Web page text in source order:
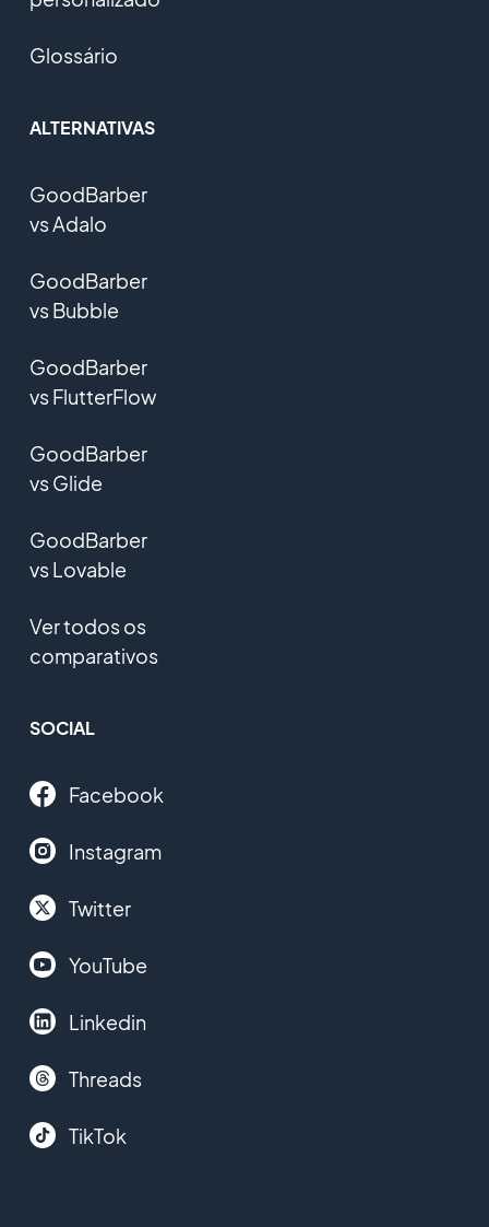
Glossário
ALTERNATIVAS
GoodBarber
vs Adalo
GoodBarber
vs Bubble
GoodBarber
vs FlutterFlow
GoodBarber
vs Glide
GoodBarber
vs Lovable
Ver todos os
comparativos
SOCIAL
Facebook
Instagram
Twitter
YouTube
Linkedin
Threads
TikTok